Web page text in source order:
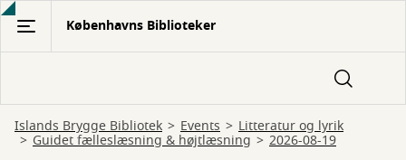
Gå
hovedindhold
Københavns Biblioteker
Islands Brygge Bibliotek Events Litteratur og lyrik
Guidet fælleslæsning & højtlæsning 2026-08-19